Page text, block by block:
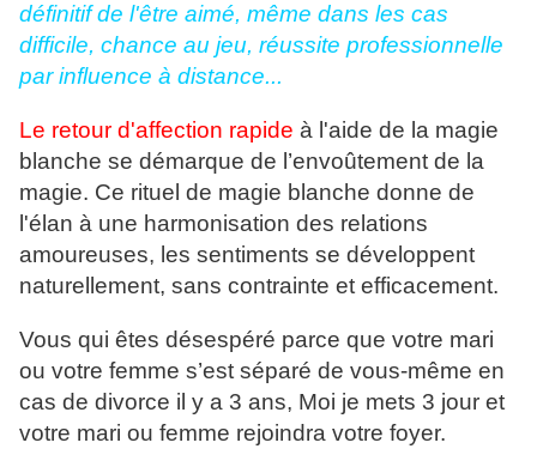
définitif de l'être aimé, même dans les cas
difficile, chance au jeu, réussite professionnelle
par influence à distance...
Le retour d'affection rapide à l'aide de la magie
blanche se démarque de l’envoûtement de la
magie. Ce rituel de magie blanche donne de
l'élan à une harmonisation des relations
amoureuses, les sentiments se développent
naturellement, sans contrainte et efficacement.
Vous qui êtes désespéré parce que votre mari
ou votre femme s’est séparé de vous-même en
cas de divorce il y a 3 ans, Moi je mets 3 jour et
votre mari ou femme rejoindra votre foyer.